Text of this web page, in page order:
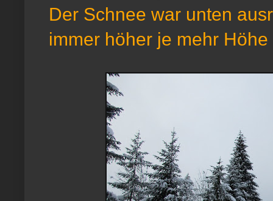
Der Schnee war unten
immer höher je mehr